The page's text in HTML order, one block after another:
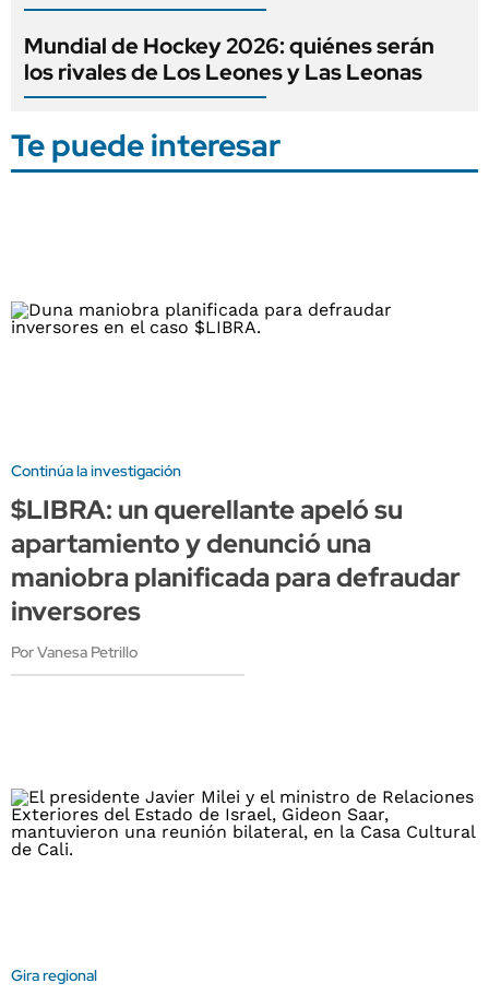
Mundial de Hockey 2026: quiénes serán
los rivales de Los Leones y Las Leonas
Te puede interesar
Continúa la investigación
$LIBRA: un querellante apeló su
apartamiento y denunció una
maniobra planificada para defraudar
inversores
Por Vanesa Petrillo
Gira regional